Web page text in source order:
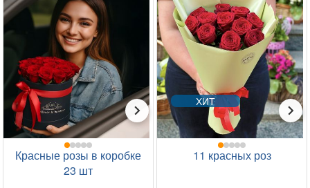
Красные розы в коробке
23 шт
ХИТ
11 красных роз